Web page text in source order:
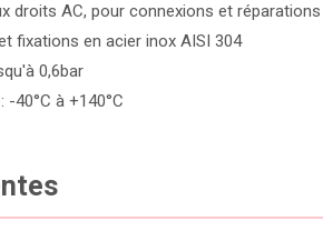
droits AC, pour connexions et
fixations en acier inox AISI 304
0,6bar
40°C à +140°C